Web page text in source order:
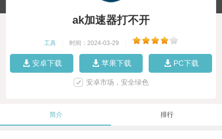
ak加速器打不开
工具 时间：2024-03-29
安卓下载 苹果下载 PC下载
安卓市场，安全绿色
简介 排行